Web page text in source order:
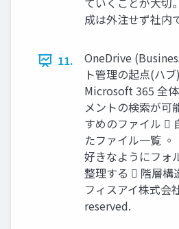
成は外注せず社内
11.
OneDrive
ト管理の起点(ハ
Microsoft 365 全
メントの検索が
すめのファイル 
たファイル一覧 ◦
好きなようにフォ
整理する  階層構
フィスアイ株式会
reserved.